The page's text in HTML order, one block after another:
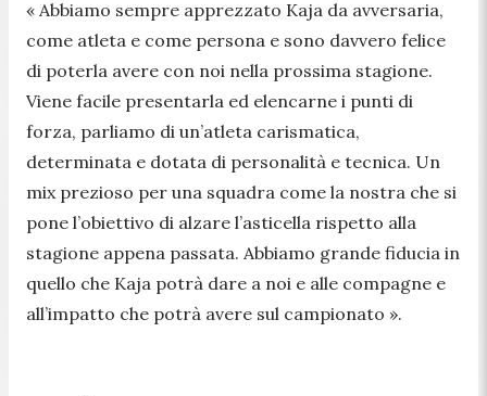
« Abbiamo sempre apprezzato Kaja da avversaria,
come atleta e come persona e sono davvero felice
di poterla avere con noi nella prossima stagione.
Viene facile presentarla ed elencarne i punti di
forza, parliamo di un’atleta carismatica,
determinata e dotata di personalità e tecnica. Un
mix prezioso per una squadra come la nostra che si
pone l’obiettivo di alzare l’asticella rispetto alla
stagione appena passata. Abbiamo grande fiducia in
quello che Kaja potrà dare a noi e alle compagne e
all’impatto che potrà avere sul campionato ».